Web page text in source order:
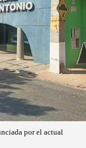
por el actual